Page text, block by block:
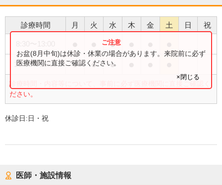
診療時間 月 火 水 木 金 土 日 祝
●
13:00〜18:30 ● ● ●
診療時間・内容等について、事前に必ず医療機関に直接ご確認く
ださい。
お盆(8月中旬)は休診・休業の場合があります。来院前に必ず
医療機関に直接ご確認ください。
×閉じる
休診日:日・祝
医師・施設情報